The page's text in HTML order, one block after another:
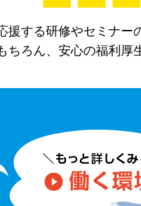
援する研修やセミナー
ちろん、安心の福利厚